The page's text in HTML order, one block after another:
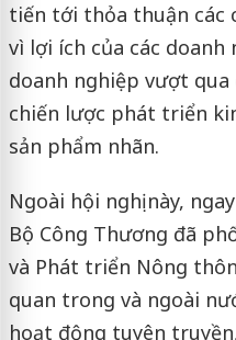
tiến tới thỏa thuận các
vì lợi ích của các
doanh nghiệp vượt qua
chiến lược phát triển
sản phẩm nhãn.
Ngoài hội nghị này,
Bộ Công Thương đã
và Phát triển Nông
quan trong và ngoài
hoạt động tuyên